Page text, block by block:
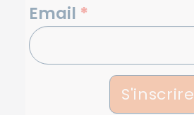
NEWSLETTERS
Email *
S'inscrire